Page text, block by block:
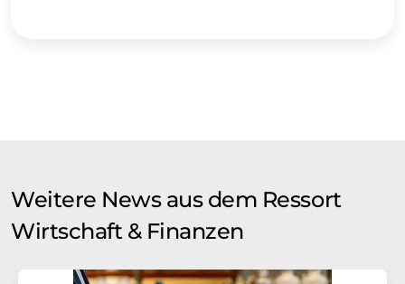
Weitere News aus dem Ressort
Wirtschaft & Finanzen